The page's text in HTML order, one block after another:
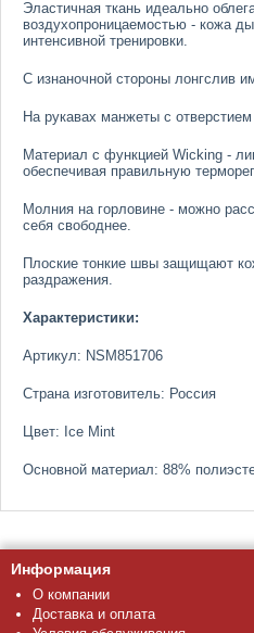
Эластичная ткань идеально
воздухопроницаемостью - кожа
интенсивной тренировки.
С изнаночной стороны лонгслив
На рукавах манжеты с
Материал с функцией Wicking -
обеспечивая правильную
Молния на горловине - можно
себя свободнее.
Плоские тонкие швы защищают
раздражения.
Характеристики:
Артикул: NSM851706
Страна изготовитель: Россия
Цвет: Ice Mint
Основной материал: 88%
Информация
О компании
Доставка и оплата